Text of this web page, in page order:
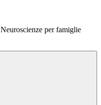
per famiglie